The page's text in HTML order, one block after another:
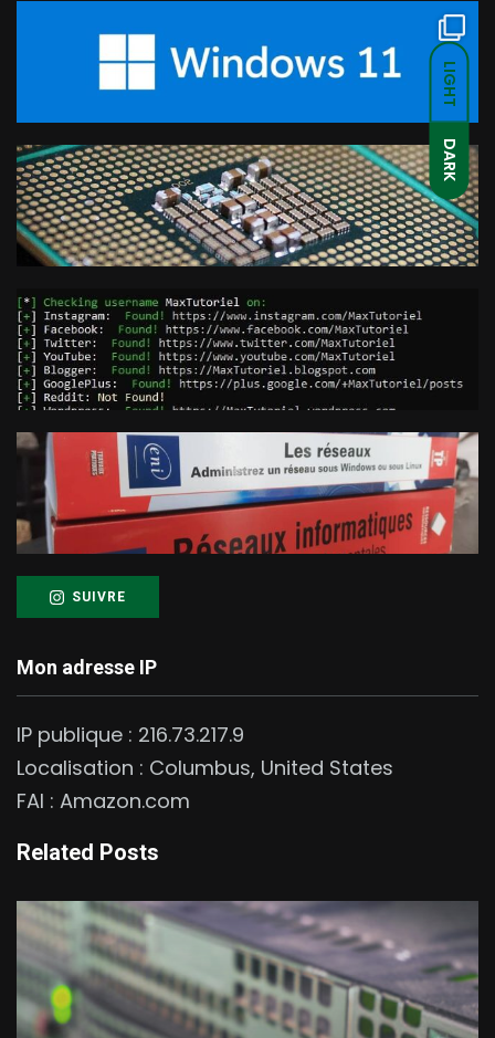
LIGHT
DARK
SUIVRE
Mon adresse IP
IP publique : 216.73.217.9
Localisation : Columbus, United States
FAI : Amazon.com
Related Posts